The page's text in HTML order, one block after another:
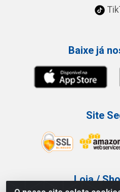
Baixe já
Site
Loja /